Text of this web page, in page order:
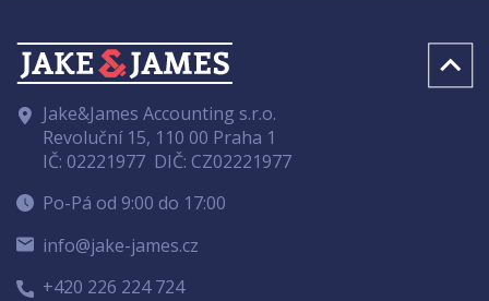
Jake&James Accounting s.r.o.
Revoluční 15, 110 00 Praha 1
IČ: 02221977 DIČ: CZ02221977
Po-Pá od 9:00 do 17:00
info@jake-james.cz
+420 226 224 724